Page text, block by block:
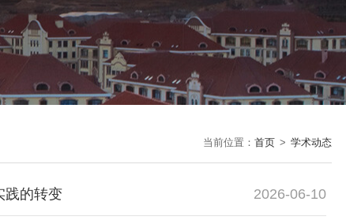
当前位置： 首页 > 学术动态
践的转变 2026-06-10